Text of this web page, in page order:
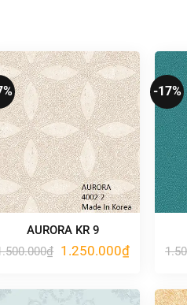
AURORA KR 9
₫ Giá
1.250.000₫Giá
hiện
-17%